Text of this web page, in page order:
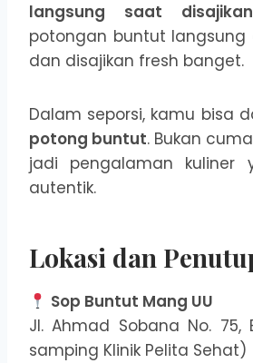
langsung saat disajikan
potongan buntut langsung
dan disajikan fresh banget.
Dalam seporsi, kamu bisa
potong buntut. Bukan
jadi pengalaman kuliner
autentik.
Lokasi dan
Sop Buntut Mang UU
Jl. Ahmad Sobana No.
samping Klinik Pelita Sehat)